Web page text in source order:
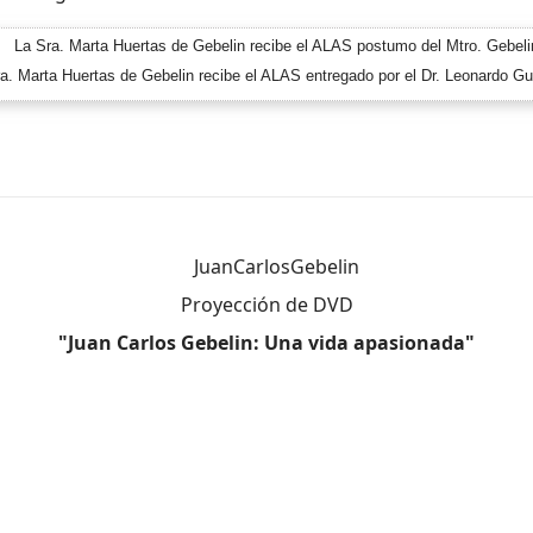
Marta Huertas de Gebelin recibe el ALAS entregado por el Dr. Leonardo
Proyección de DVD
"Juan Carlos Gebelin: Una vida apasionada"